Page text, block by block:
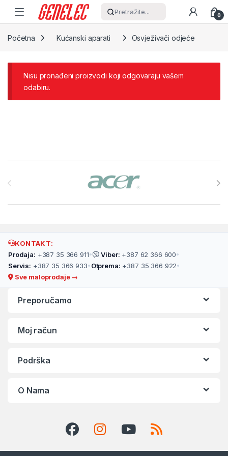
Skip to navigation
Skip to content
Pretražite... 0
Početna Kućanski aparati Osvježivači odjeće
Nisu pronađeni proizvodi koji odgovaraju vašem
odabiru.
KONTAKT:
Prodaja: +387 35 366 911• Viber: +387 62 366 600•
Servis: +387 35 366 933• Otprema: +387 35 366 922•
Sve maloprodaje →
Preporučamo
Moj račun
Podrška
O Nama